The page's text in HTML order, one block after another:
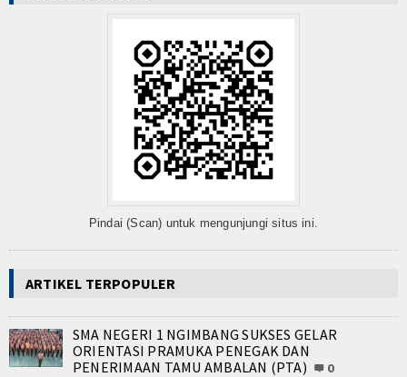
Feature
Pindai (Scan) untuk mengunjungi situs ini.
ARTIKEL TERPOPULER
SMA NEGERI 1 NGIMBANG SUKSES GELAR
ORIENTASI PRAMUKA PENEGAK DAN
PENERIMAAN TAMU AMBALAN (PTA)
0